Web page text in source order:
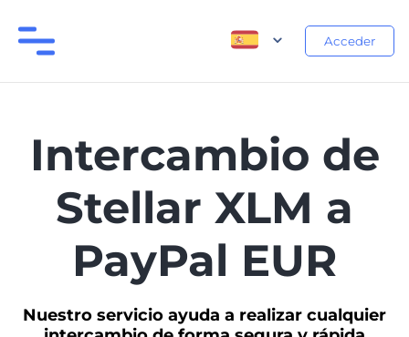
Acceder
Intercambio de
Stellar XLM a
PayPal EUR
Nuestro servicio ayuda a realizar cualquier